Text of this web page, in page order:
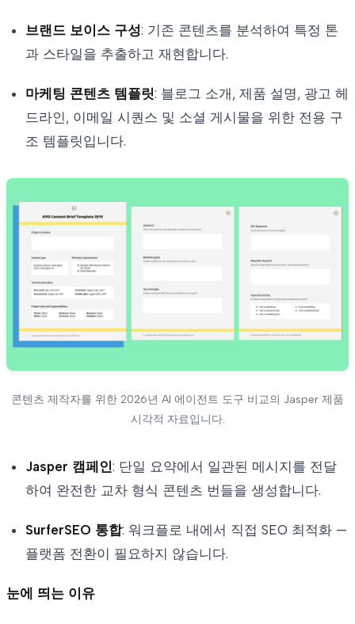
브랜드 보이스 구성: 기존 콘텐츠를 분석하여 특정 톤
과 스타일을 추출하고 재현합니다.
마케팅 콘텐츠 템플릿: 블로그 소개, 제품 설명, 광고 헤
드라인, 이메일 시퀀스 및 소셜 게시물을 위한 전용 구
조 템플릿입니다.
콘텐츠 제작자를 위한 2026년 AI 에이전트 도구 비교의 Jasper 제품
시각적 자료입니다.
Jasper 캠페인: 단일 요약에서 일관된 메시지를 전달
하여 완전한 교차 형식 콘텐츠 번들을 생성합니다.
SurferSEO 통합: 워크플로 내에서 직접 SEO 최적화 —
플랫폼 전환이 필요하지 않습니다.
눈에 띄는 이유